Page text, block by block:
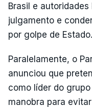
Brasil e
julgamento e
por golpe de Estado.
Paralelamente, o
anunciou que
como líder do
manobra para